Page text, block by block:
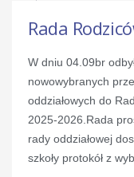
Rada
W dniu 04.09br
nowowybranych
oddziałowych do
2025-2026.Rada
rady oddziałowej
szkoły protokół z